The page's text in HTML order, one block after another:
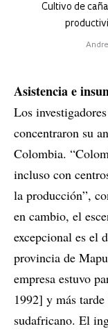
Cultivo de
Asistencia e
Los
concentraron su
Colombia.
incluso con
la producción”,
en cambio, el
excepcional es el
provincia de
empresa estuvo
1992] y más
sudafricano. El